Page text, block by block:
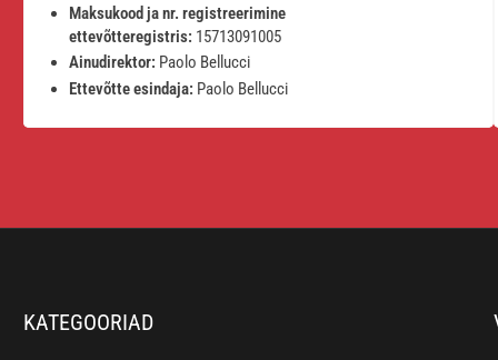
Maksukood ja nr. registreerimine
ettevõtteregistris: 15713091005
Ainudirektor: Paolo Bellucci
Ettevõtte esindaja: Paolo Bellucci
KATEGOORIAD